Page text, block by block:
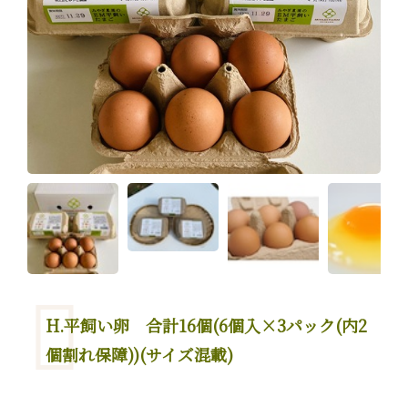
H.平飼い卵 合計16個(6個入×3パック(内2
個割れ保障))(サイズ混載)